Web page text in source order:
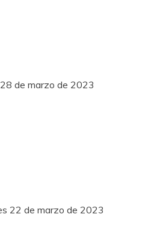
de marzo de 2023
22 de marzo de 2023